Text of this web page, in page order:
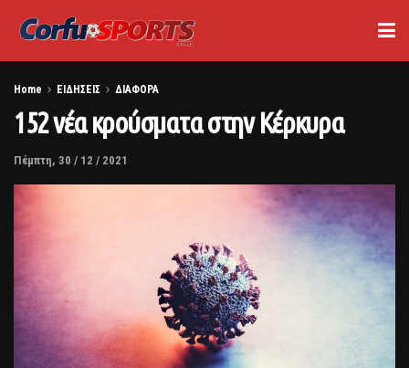
Home ΕΙΔΗΣΕΙΣ ΔΙΑΦΟΡΑ
152 νέα κρούσματα στην Κέρκυρα
Πέμπτη, 30 / 12 / 2021